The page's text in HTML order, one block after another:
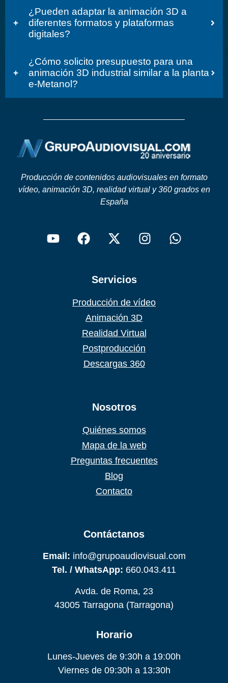
¿Pueden adaptar la animación 3D a
diferentes formatos y plataformas
digitales?
¿Cómo solicito presupuesto para una
animación 3D industrial similar a la planta
e-Metanol?
Producción de contenidos audiovisuales en formato
vídeo, animación 3D, realidad virtual y 360 grados en
España
Servicios
Producción de vídeo
Animación 3D
Realidad Virtual
Postproducción
Descargas 360
Nosotros
Quiénes somos
Mapa de la web
Preguntas frecuentes
Blog
Contacto
Contáctanos
Email: info@grupoaudiovisual.com
Tel. / WhatsApp: 660.043.411
Avda. de Roma, 23
43005 Tarragona (Tarragona)
Horario
Lunes-Jueves de 9:30h a 19:00h
Viernes de 09:30h a 13:30h